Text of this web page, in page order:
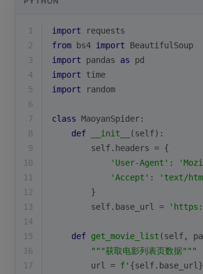
1 import requests
2
from bs4 import BeautifulSoup
3
import pandas as pd
4
import time
5
import random
6
7
class MaoyanSpider:
8
def __init__ (self):
9
        self.headers = {
10
'User-Agent' :
11
'Accept' :
'text/
12
        }
13
        self.base_url =
14
15
def get_movie_list (self,
16
"""获取电影列表页数据"""
17
        url =
f' {self.base_url}